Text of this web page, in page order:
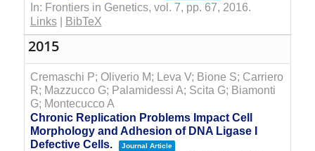
In: Frontiers in Genetics, vol. 7, pp. 67, 2016.
Links| BibTeX
2015
Cremaschi P; Oliverio M; Leva V; Bione S; Carriero
R; Mazzucco G; Palamidessi A; Scita G; Biamonti
G; Montecucco A
Chronic Replication Problems Impact Cell
Morphology and Adhesion of DNA Ligase I
Defective Cells.
Journal Article